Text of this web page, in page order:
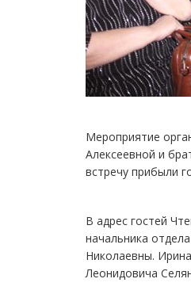
Мероприятие
Алексеевной и
встречу прибыли
В адрес гостей
начальника
Николаевны.
Леонидовича